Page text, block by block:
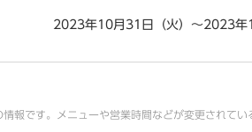
2023年10月31日（火）～2023年
報です。メニューや営業時間などが変更されて